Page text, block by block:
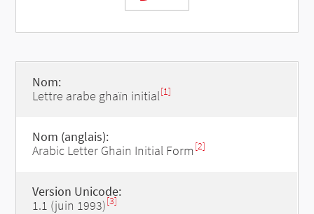
Nom:
Lettre arabe ghaïn initial[1]
Nom (anglais):
Arabic Letter Ghain Initial Form [2]
Version Unicode:
1.1 (juin 1993)[3]